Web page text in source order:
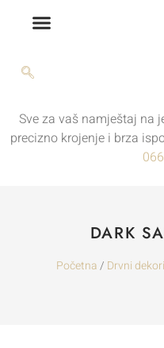
Sve za vaš namještaj na
precizno krojenje i brza
DARK
Početna/ Drvni